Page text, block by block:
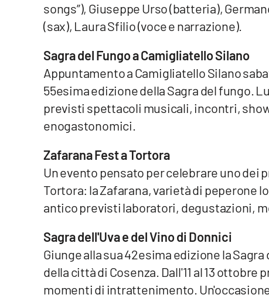
Lamezia Terme
Buona Sanità Calabria
Calabriavisione
Destinazioni
songs”), Giuseppe Urso (batteria),
(sax), Laura Sfilio (voce e narrazione).
Sagra del Fungo a Camigliatello Silano
Appuntamento a Camigliatello Silano
55esima edizione della Sagra del fungo.
previsti spettacoli musicali, incontri,
enogastonomici.
Zafarana Fest a Tortora
Un evento pensato per celebrare uno
Tortora: la Zafarana, varietà di peperone
antico previsti laboratori, degustazioni,
Sagra dell'Uva e del Vino di Donnici
Giunge alla sua 42esima edizione la
della città di Cosenza. Dall'11 al 13
momenti di intrattenimento.